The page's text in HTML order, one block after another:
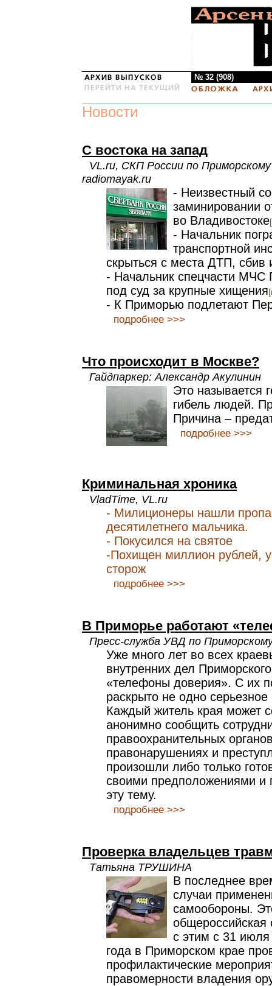
№ 32 (908)
Новости
C востока на запад
VL.ru, СКП России по
radiomayak.ru
- Неизвестный
заминировании
во Владивостоке
- Начальник
транспортной
скрыться с места ДТП, сбив
- Начальник спецчасти МЧС
под суд за крупные хищения
- К Приморью подлетают
подробнее >>>
Что происходит в Москве?
Гайдпаркер: Александр Акулинин
Это называется
гибель людей.
Причина –
подробнее >>>
Криминальная хроника
VladTime, VL.ru
- Милиционеры нашли
десятилетнего мальчика.
- Покусился на святое
-Похищен миллион рублей,
сторож
подробнее >>>
В Приморье работают
Пресс-служба УВД по
Уже много лет во всех
внутренних дел
«телефоны доверия». С их
раскрыто не одно
Каждый житель края может
анонимно сообщить
правоохранительных
правонарушениях и
произошли либо только
своими предположениями и
эту тему.
подробнее >>>
Проверка владельцев
Татьяна ТРУШИНА
В последнее
случаи
самообороны.
общероссийская
с этим с 31 июля
года в Приморском крае
профилактические
правомерности владения